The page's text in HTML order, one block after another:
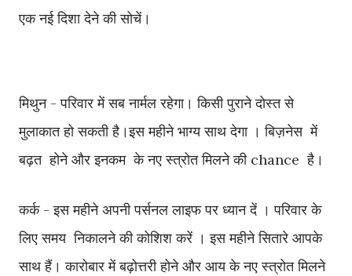
एक नई दिशा देने की सोचें।
मिथुन - परिवार में सब नार्मल रहेगा। किसी पुराने दोस्त से
मुलाकात हो सकती है।इस महीने भाग्य साथ देगा । बिज़नेस में
बढ़त होने और इनकम के नए स्त्रोत मिलने की chance है।
कर्क - इस महीने अपनी पर्सनल लाइफ पर ध्यान दें । परिवार के
लिए समय निकालने की कोशिश करें । इस महीने सितारे आपके
साथ हैं। कारोबार में बढ़ोत्तरी होने और आय के नए स्त्रोत मिलने